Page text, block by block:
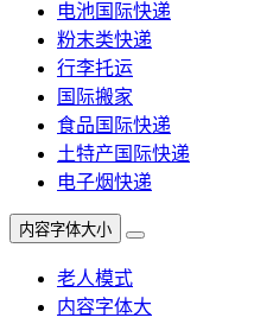
电池国际快递
粉末类快递
行李托运
国际搬家
食品国际快递
土特产国际快递
电子烟快递
内容字体大小
老人模式
内容字体大